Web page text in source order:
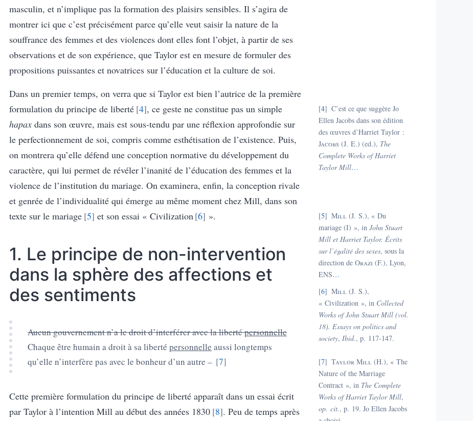
masculin, et n’implique pas la formation des plaisirs sensibles. Il s’agira de
montrer ici que c’est précisément parce qu’elle veut saisir la nature de la
souffrance des femmes et des violences dont elles font l’objet, à partir de ses
observations et de son expérience, que Taylor est en mesure de formuler des
propositions puissantes et novatrices sur l’éducation et la culture de soi.
Dans un premier temps, on verra que si Taylor est bien l’autrice de la première
formulation du principe de liberté 4 , ce geste ne constitue pas un simple
hapax dans son œuvre, mais est sous-tendu par une réflexion approfondie sur
le perfectionnement de soi, compris comme esthétisation de l’existence. Puis,
on montrera qu’elle défend une conception normative du développement du
caractère, qui lui permet de révéler l’inanité de l’éducation des femmes et la
violence de l’institution du mariage. On examinera, enfin, la conception rivale
et genrée de l’individualité qui émerge au même moment chez Mill, dans son
texte sur le mariage 5 et son essai « Civilization 6 ».
1. Le principe de non-intervention
dans la sphère des affections et
des sentiments
Aucun gouvernement n’a le droit d’interférer avec la libertépersonnelle
Chaque être humain a droit à sa liberté personnelle aussi longtemps
qu’elle n’interfère pas avec le bonheur d’un autre – 7
Cette première formulation du principe de liberté apparaît dans un essai écrit
par Taylor à l’intention Mill au début des années 1830 8 . Peu de temps après
4
C’est ce que suggère Jo
Ellen Jacobs dans son édition
des œuvres d’Harriet Taylor :
Jacobs (J. E.) (ed.), The
Complete Works of Harriet
Taylor Mill…
5 Mill (J. S.), « Du
mariage (I) », in John Stuart
Mill et Harriet Taylor. Écrits
sur l’égalité des sexes, sous la
direction de Orazi (F.), Lyon,
ENS…
6
Mill (J. S.),
« Civilization », in Collected
Works of John Stuart Mill (vol.
18). Essays on politics and
society, Ibid., p. 117-147.
7 Taylor Mill (H.), « The
Nature of the Marriage
Contract », in The Complete
Works of Harriet Taylor Mill,
op. cit., p. 19. Jo Ellen Jacobs